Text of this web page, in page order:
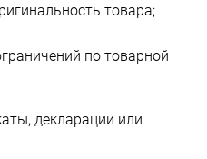
товара;
по товарной
декларации или